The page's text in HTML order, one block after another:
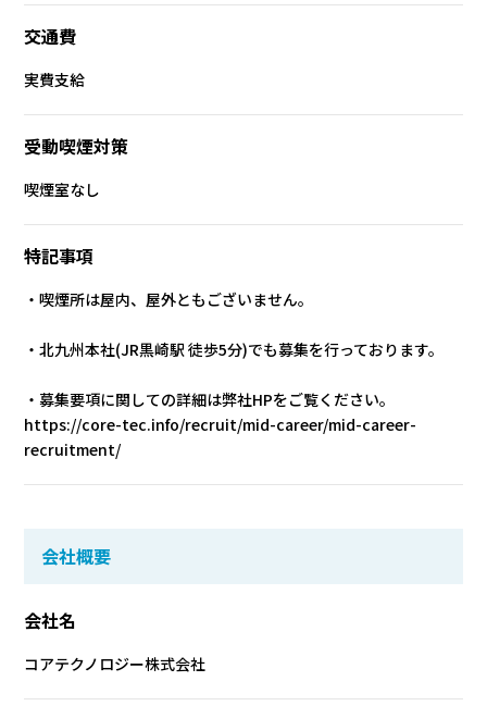
交通費
実費支給
受動喫煙対策
喫煙室なし
特記事項
・喫煙所は屋内、屋外ともございません。
・北九州本社(JR黒崎駅 徒歩5分)でも募集を行っております。
・募集要項に関しての詳細は弊社HPをご覧ください。
https://core-tec.info/recruit/mid-career/mid-career-
recruitment/
会社概要
会社名
コアテクノロジー株式会社